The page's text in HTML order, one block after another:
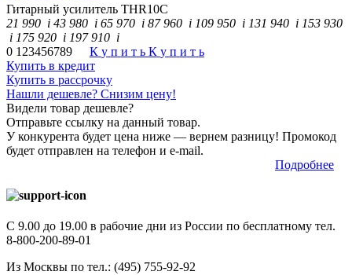
Гитарный усилитель THR10C
21 990 i 43 980 i 65 970 i 87 960 i 109 950 i 131 940 i 153 930
i 175 920 i 197 910 i
0 1 23456789 К у п и т ь К у п и т ь
Купить в кредит
Купить в рассрочку
Нашли дешевле? Снизим цену!
Видели товар дешевле?
Отправьте ссылку на данный товар.
У конкурента будет цена ниже — вернем разницу! Промокод
будет отправлен на телефон и е-mail.
Подробнее
С 9.00 до 19.00 в рабочие дни из России по бесплатному тел.
8-800-200-89-01
Из Москвы по тел.: (495) 755-92-92